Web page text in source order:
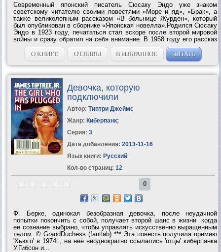
Современный японский писатель Сюсаку Эндо уже знаком
советскому читателю своими повестями «Море и яд», «Брак», а
также великолепным рассказом «В больнице Журден», который
был опубликован в сборнике «Японская новелла».Родился Сюсаку
Эндо в 1923 году, печататься стал вскоре после второй мировой
войны и сразу обратил на себя внимание. В 1958 году его рассказ
«Белый человек», в котором разоблачались расовые
предрассудки, был удостоен...
О КНИГЕ ОТЗЫВЫ В ИЗБРАННОЕ ЧИТАТЬ
Девочка, которую
подключили
Автор: Типтри Джеймс
Жанр: Киберпанк;
Серия: 3
Дата добавления: 2013-11-16
Язык книги: Русский
Кол-во страниц: 12
0
Ф. Берке, одинокая безобразная девочка, после неудачной
попытки покончить с собой, получает второй шанс в жизни когда
ее сознание выбрано, чтобы управлять искусственно выращенным
телом. © GrandDuchess (fantlab) *** Эта повесть получила премию
'Хьюго' в 1974г., на неё неоднократно ссылались 'отцы' киберпанка
У.Гибсон и...